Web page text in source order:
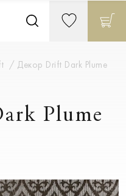
Декор Drift Dark Plume
Plume